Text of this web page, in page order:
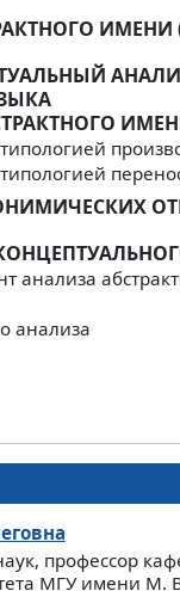
типологией
типологией
анализа
анализа
профессор
МГУ имени М.